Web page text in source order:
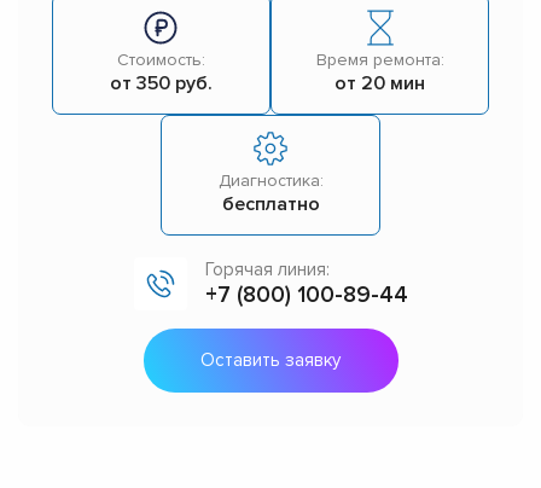
Стоимость:
от 350 руб.
Время ремонта:
от 20 мин
Диагностика:
бесплатно
Горячая линия:
+7 (800) 100-89-44
Оставить заявку